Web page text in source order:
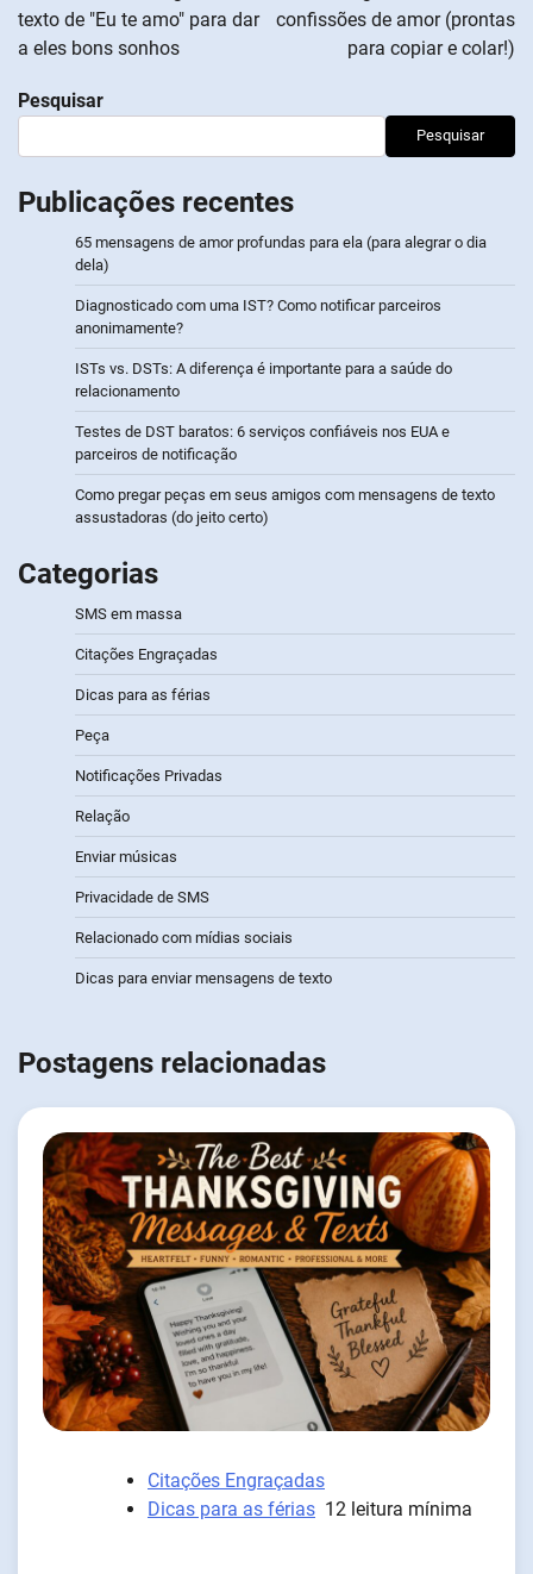
artigos
texto de "Eu te amo" para dar
a eles bons sonhos
confissões de amor (prontas
para copiar e colar!)
Pesquisar
Pesquisar
Publicações recentes
65 mensagens de amor profundas para ela (para alegrar o dia
dela)
Diagnosticado com uma IST? Como notificar parceiros
anonimamente?
ISTs vs. DSTs: A diferença é importante para a saúde do
relacionamento
Testes de DST baratos: 6 serviços confiáveis nos EUA e
parceiros de notificação
Como pregar peças em seus amigos com mensagens de texto
assustadoras (do jeito certo)
Categorias
SMS em massa
Citações Engraçadas
Dicas para as férias
Peça
Notificações Privadas
Relação
Enviar músicas
Privacidade de SMS
Relacionado com mídias sociais
Dicas para enviar mensagens de texto
Postagens relacionadas
Citações Engraçadas
Dicas para as férias 12 leitura mínima